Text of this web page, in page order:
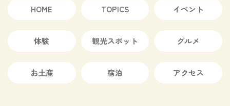
HOME TOPICS イベント
体験 観光スポット グルメ
お土産 宿泊 アクセス